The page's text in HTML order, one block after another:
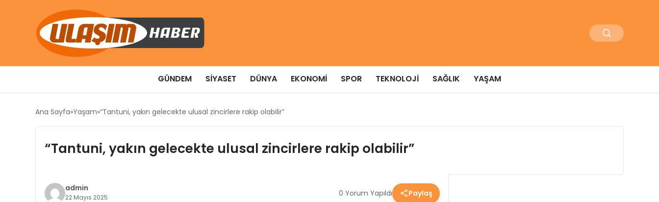
GÜNDEM SIYASET DÜNYA EKONOMI SPOR TEKNOLOJI SAĞLIK YAŞAM
Ana Sayfa Yaşam “Tantuni, yakın gelecekte ulusal zincirlere rakip olabilir”
“Tantuni, yakın gelecekte ulusal zincirlere rakip olabilir”
admin
22 Mayıs 2025 0 Yorum Yapıldı Paylaş